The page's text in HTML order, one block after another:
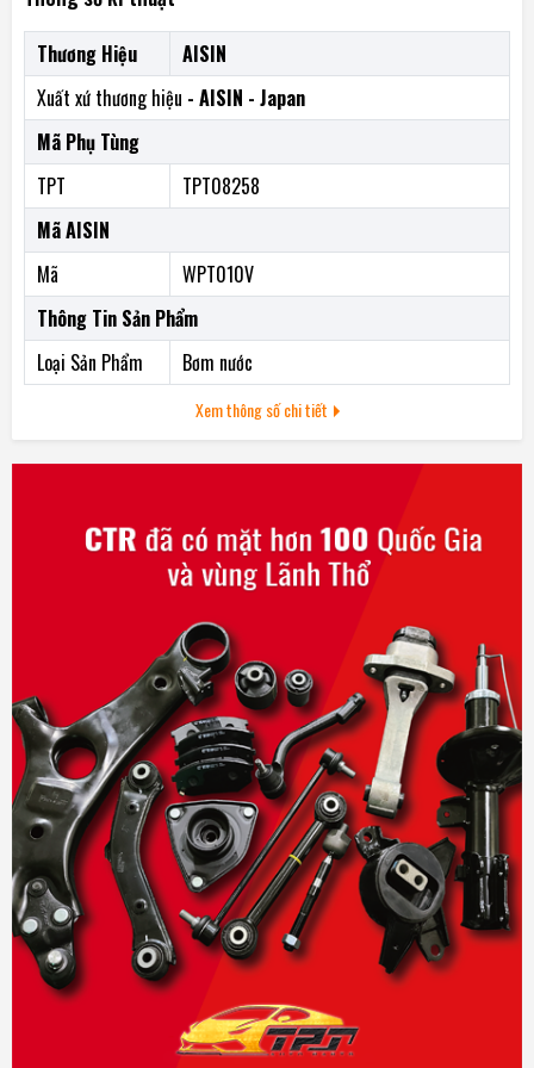
Thương Hiệu
AISIN
Xuất xứ thương hiệu - AISIN - Japan
Mã Phụ Tùng
TPT
TPT08258
Mã AISIN
Mã
WPT010V
Thông Tin Sản Phẩm
Loại Sản Phẩm
Bơm nước
Xem thông số chi tiết